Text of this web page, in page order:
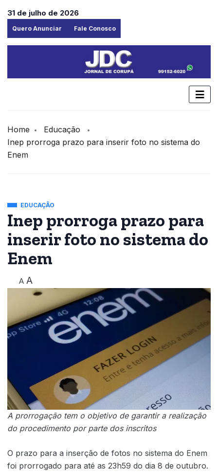
31 de julho de 2026
Quero Anunciar Fale Conosco
Home
Educação
Inep prorroga prazo para inserir foto no sistema do
Enem
EDUCAÇÃO
Inep prorroga prazo para
inserir foto no sistema do
Enem
A A
A prorrogação tem o objetivo de garantir a realização
do procedimento por parte dos inscritos
O prazo para a inserção de fotos no sistema do Enem
foi prorrogado para até as 23h59 do dia 8 de outubro.